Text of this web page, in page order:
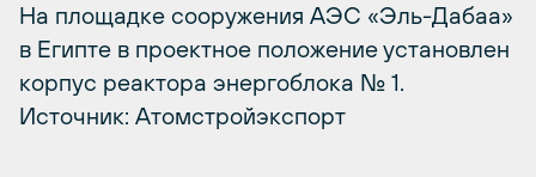
На площадке сооружения АЭС «Эль-Дабаа»
в Египте в проектное положение установлен
корпус реактора энергоблока № 1.
Источник: Атомстройэкспорт